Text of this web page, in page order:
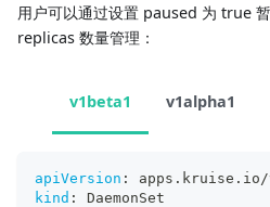
用户可以通过设置 paused 为 true
replicas 数量管理：
v1beta1 v1alpha1
apiVersion :
apps.kruise.io/
kind :
DaemonSet